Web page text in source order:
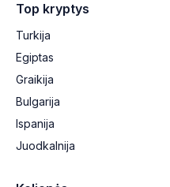
Top kryptys
Turkija
Egiptas
Graikija
Bulgarija
Ispanija
Juodkalnija